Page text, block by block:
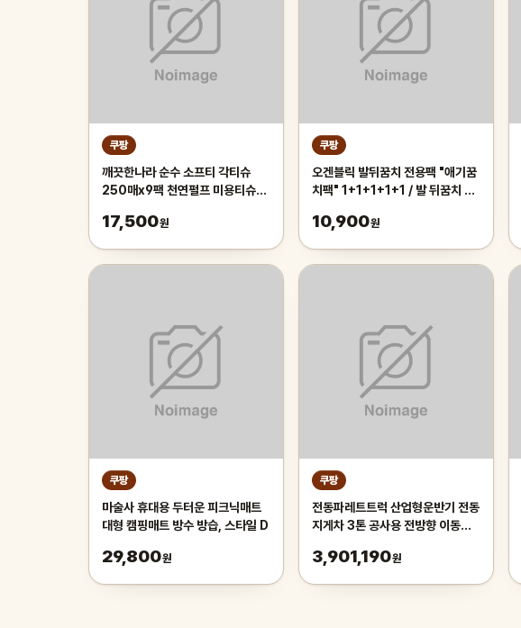
쿠팡
깨끗한나라 순수 소프티 각티슈
250매x9팩 천연펄프 미용티슈,
17,500원
쿠팡
오겐블릭 발뒤꿈치 전용팩 "애기꿈
치팩" 1+1+1+1+1 / 발 뒤꿈치 전
10,900원
쿠팡
마술사 휴대용 두터운 피크닉매트
대형 캠핑매트 방수 방습, 스타일 D
29,800원
쿠팡
전동파레트트럭 산업형운반기 전동
지게차 3톤 공사용 전방향 이동기
3,901,190원